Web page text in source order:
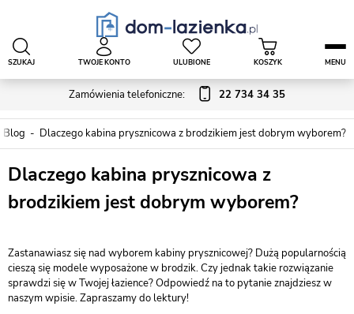
Zamówienia telefoniczne: 22 734 34 35
SZUKAJ TWOJE KONTO ULUBIONE KOSZYK MENU
Blog Dlaczego kabina prysznicowa z brodzikiem jest dobrym wyborem?
Dlaczego kabina prysznicowa z
brodzikiem jest dobrym wyborem?
Zastanawiasz się nad wyborem kabiny prysznicowej? Dużą popularnością
cieszą się modele wyposażone w brodzik. Czy jednak takie rozwiązanie
sprawdzi się w Twojej łazience? Odpowiedź na to pytanie znajdziesz w
naszym wpisie. Zapraszamy do lektury!